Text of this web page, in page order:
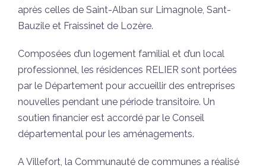
après celles de Saint-Alban sur Limagnole, Sant-
Bauzile et Fraissinet de Lozère.
Composées d’un logement familial et d’un local
professionnel, les résidences RELIER sont portées
par le Département pour accueillir des entreprises
nouvelles pendant une période transitoire. Un
soutien financier est accordé par le Conseil
départemental pour les aménagements.
A Villefort, la Communauté de communes a réalisé